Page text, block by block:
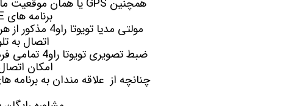
برنامه های WAZE و Google maps به مسیریابی شما کمک خواهد کرد.
مولتی مدیا تویوتا
اتصال به
امکان